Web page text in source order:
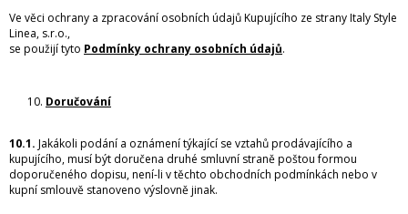
Ve věci ochrany a zpracování osobních údajů Kupujícího ze strany Italy Style
Linea, s.r.o.,
se použijí tyto Podmínky ochrany osobních údajů.
Doručování
10.1. Jakákoli podání a oznámení týkající se vztahů prodávajícího a
kupujícího, musí být doručena druhé smluvní straně poštou formou
doporučeného dopisu, není-li v těchto obchodních podmínkách nebo v
kupní smlouvě stanoveno výslovně jinak.